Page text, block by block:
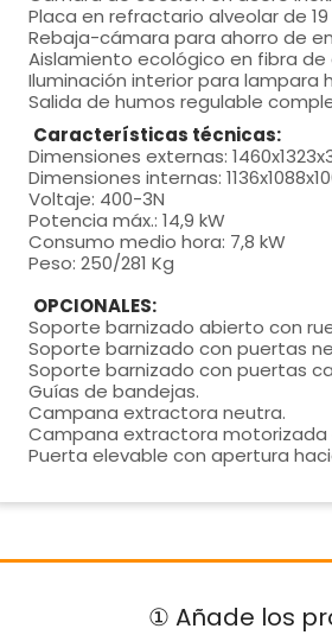
Placa en refractario alveolar de
Rebaja-cámara para ahorro de
Aislamiento ecológico en fibra
Iluminación interior para lampara
Salida de humos regulable
Características técnicas:
Dimensiones externas:
Dimensiones internas:
Voltaje: 400-3N
Potencia máx.: 14,9 kW
Consumo medio hora: 7,8 kW
Peso: 250/281 Kg
OPCIONALES:
Soporte barnizado abierto con
Soporte barnizado con puertas
Soporte barnizado con puertas
Guías de bandejas.
Campana extractora neutra.
Campana extractora motorizada
Puerta elevable con apertura
① Añade los